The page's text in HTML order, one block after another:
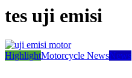
tes uji emisi
HighlightMotorcycle NewsNews